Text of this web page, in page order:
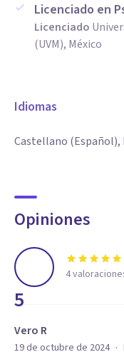
Licenciado en
Licenciado
(UVM), México
Idiomas
Castellano (Español),
Opiniones
5
4
Vero R
19 de octubre de 2024 ·